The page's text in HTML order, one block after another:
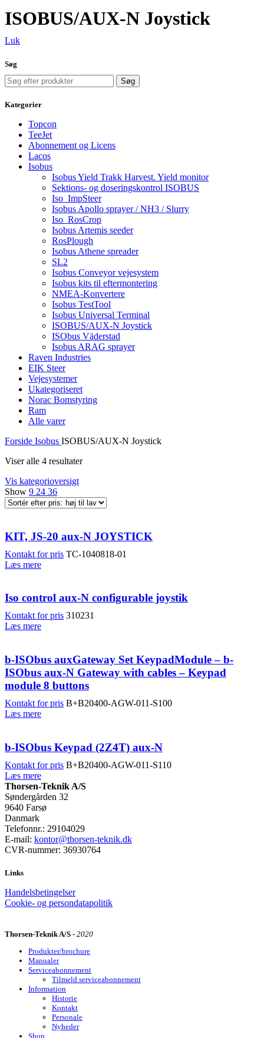
ISOBUS/AUX-N Joystick
Luk
Søg
Søg
Kategorier
Topcon
TeeJet
Abonnement og Licens
Lacos
Isobus
Isobus Yield Trakk Harvest. Yield monitor
Sektions- og doseringskontrol ISOBUS
Iso_ImpSteer
Isobus Apollo sprayer / NH3 / Slurry
Iso_RosCrop
Isobus Artemis seeder
RosPlough
Isobus Athene spreader
SL2
Isobus Conveyor vejesystem
Isobus kits til eftermontering
NMEA-Konvertere
Isobus TestTool
Isobus Universal Terminal
ISOBUS/AUX-N Joystick
ISObus Väderstad
Isobus ARAG sprayer
Raven Industries
EIK Steer
Vejesystemer
Ukategoriseret
Norac Bomstyring
Ram
Alle varer
Forside Isobus ISOBUS/AUX-N Joystick
Viser alle 4 resultater
Vis kategorioversigt
Show 9 24 36
KIT, JS-20 aux-N JOYSTICK
Kontakt for pris TC-1040818-01
Læs mere
Iso control aux-N configurable joystik
Kontakt for pris 310231
Læs mere
b-ISObus auxGateway Set KeypadModule – b-
ISObus aux-N Gateway with cables – Keypad
module 8 buttons
Kontakt for pris B+B20400-AGW-011-S100
Læs mere
b-ISObus Keypad (2Z4T) aux-N
Kontakt for pris B+B20400-AGW-011-S110
Læs mere
Thorsen-Teknik A/S
Søndergården 32
9640 Farsø
Danmark
Telefonnr.: 29104029
E-mail: kontor@thorsen-teknik.dk
CVR-nummer: 36930764
Links
Handelsbetingelser
Cookie- og persondatapolitik
Thorsen-Teknik A/S - 2020
Produkter/brochure
Manualer
Serviceabonnement
Tilmeld serviceabonnement
Information
Historie
Kontakt
Personale
Nyheder
Shop